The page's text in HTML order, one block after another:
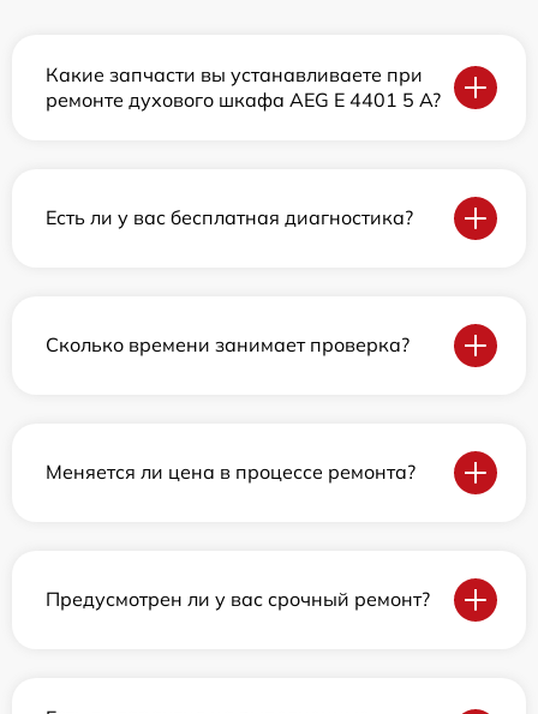
Какие запчасти вы устанавливаете при
ремонте духового шкафа AEG E 4401 5 A?
Есть ли у вас бесплатная диагностика?
Сколько времени занимает проверка?
Меняется ли цена в процессе ремонта?
Предусмотрен ли у вас срочный ремонт?